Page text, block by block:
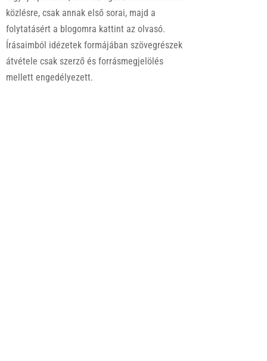
közlésre, csak annak első sorai, majd a
folytatásért a blogomra kattint az olvasó.
Írásaimból idézetek formájában szövegrészek
átvétele csak szerző és forrásmegjelölés
mellett engedélyezett.